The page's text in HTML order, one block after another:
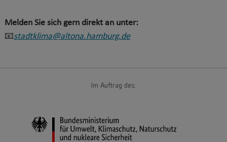
Melden Sie sich gern direkt an unter:
📧stadtklima@altona.hamburg.de
Im Auftrag des: